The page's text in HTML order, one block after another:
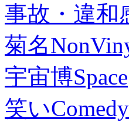
事故・違和
菊名
宇宙博Space
笑いComedy